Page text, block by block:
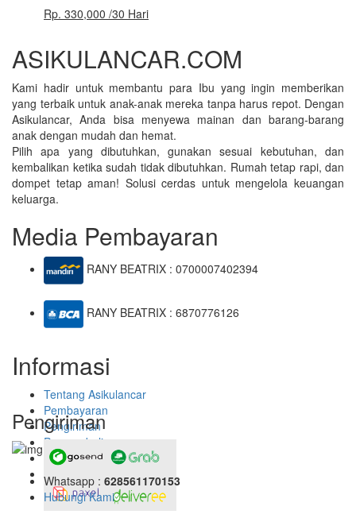
Rp. 330,000 /30 Hari
ASIKULANCAR.COM
Kami hadir untuk membantu para Ibu yang ingin memberikan
yang terbaik untuk anak-anak mereka tanpa harus repot. Dengan
Asikulancar, Anda bisa menyewa mainan dan barang-barang
anak dengan mudah dan hemat.
Pilih apa yang dibutuhkan, gunakan sesuai kebutuhan, dan
kembalikan ketika sudah tidak dibutuhkan. Rumah tetap rapi, dan
dompet tetap aman! Solusi cerdas untuk mengelola keuangan
keluarga.
Media Pembayaran
RANY BEATRIX : 0700007402394
RANY BEATRIX : 6870776126
Informasi
Tentang Asikulancar
Pembayaran
Pengiriman
Pengembalian
Konfirmasi Pembayaran
Pengiriman
Whatsapp : 628561170153
Hubungi Kami